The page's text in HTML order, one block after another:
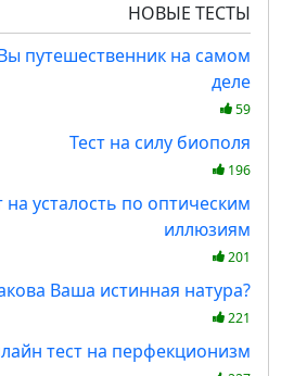
НОВЫЕ ТЕСТЫ
путешественник на самом
деле
59
Тест на силу биополя
196
на усталость по оптическим
иллюзиям
201
Ваша истинная натура?
221
тест на перфекционизм